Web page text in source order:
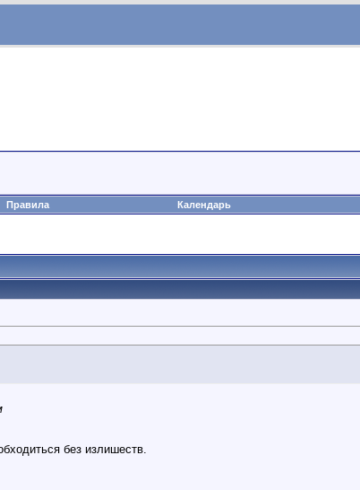
Правила Календарь
без излишеств.